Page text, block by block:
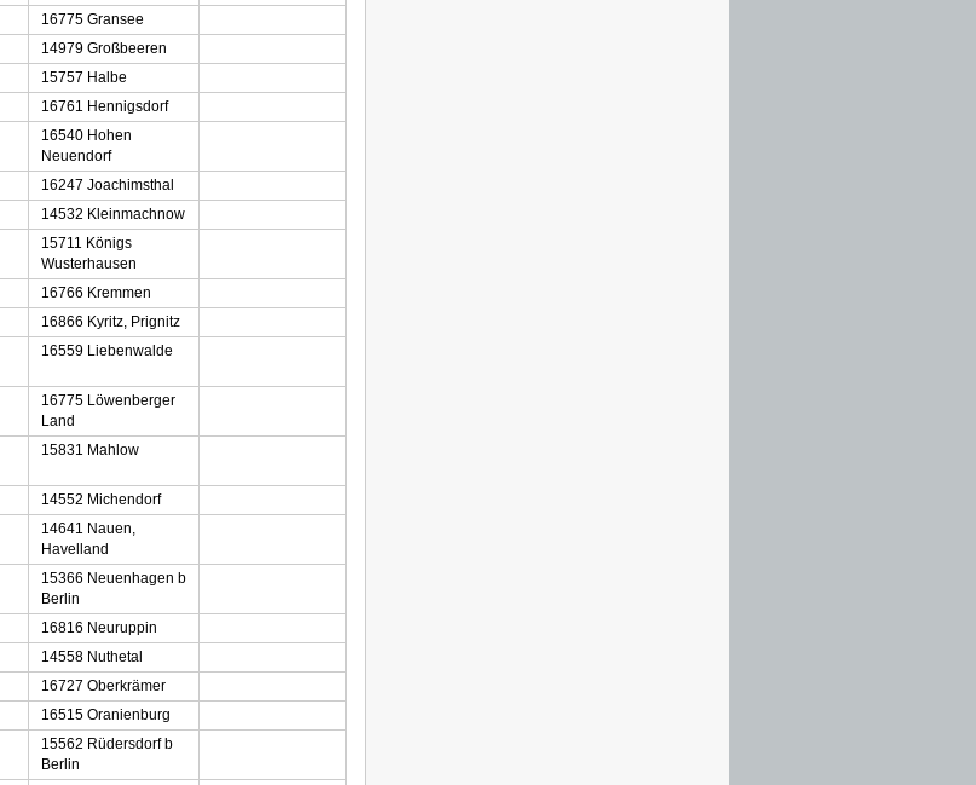
16775 Gransee
14979 Großbeeren
15757 Halbe
16761 Hennigsdorf
16540 Hohen
Neuendorf
16247 Joachimsthal
14532 Kleinmachnow
15711 Königs
Wusterhausen
16766 Kremmen
16866 Kyritz, Prignitz
16559 Liebenwalde
16775 Löwenberger
Land
15831 Mahlow
14552 Michendorf
14641 Nauen,
Havelland
15366 Neuenhagen b
Berlin
16816 Neuruppin
14558 Nuthetal
16727 Oberkrämer
16515 Oranienburg
15562 Rüdersdorf b
Berlin